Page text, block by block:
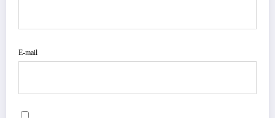
E-mail